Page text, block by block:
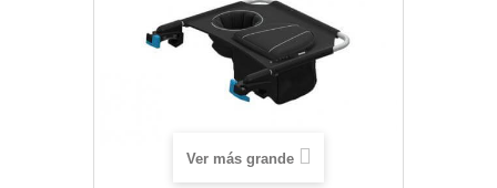
Ver más grande